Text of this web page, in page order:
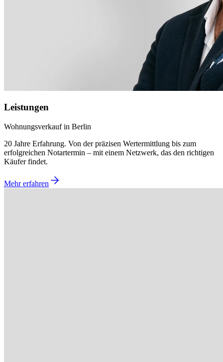
Leistungen
Wohnungsverkauf in Berlin
20 Jahre Erfahrung. Von der präzisen Wertermittlung bis zum
erfolgreichen Notartermin – mit einem Netzwerk, das den richtigen
Käufer findet.
Mehr erfahren